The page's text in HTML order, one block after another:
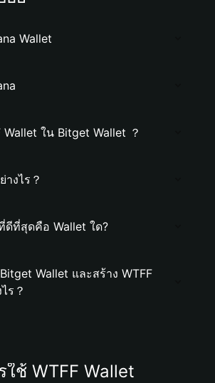
Wallet
Wallet ใน Bitget Wallet ？
งไร？
ดีที่สุดคือ Wallet ใด?
Wallet และสร้าง WTFF
ร？
ใช้ WTFF Wallet